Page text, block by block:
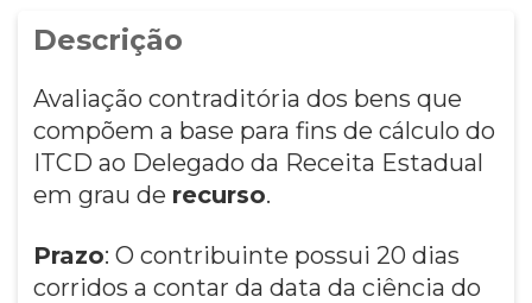
Descrição
Avaliação contraditória dos bens que
compõem a base para fins de cálculo do
ITCD ao Delegado da Receita Estadual
em grau de recurso.
Prazo: O contribuinte possui 20 dias
corridos a contar da data da ciência do